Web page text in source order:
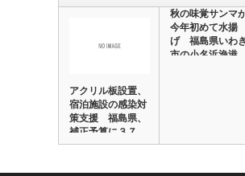
アクリル板設置、
宿泊施設の感染対
策支援 福島県、
補正予算に３７
億…
秋の味覚サンマ
今年初めて水揚
げ 福島県いわき
市の小名浜漁港